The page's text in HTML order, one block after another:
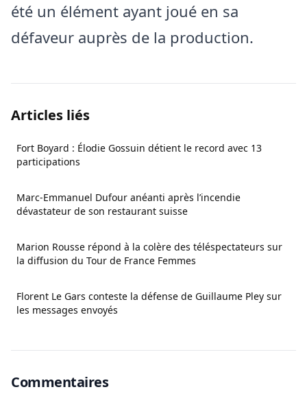
été un élément ayant joué en sa
défaveur auprès de la production.
Articles liés
Fort Boyard : Élodie Gossuin détient le record avec 13
participations
Marc-Emmanuel Dufour anéanti après l’incendie
dévastateur de son restaurant suisse
Marion Rousse répond à la colère des téléspectateurs sur
la diffusion du Tour de France Femmes
Florent Le Gars conteste la défense de Guillaume Pley sur
les messages envoyés
Commentaires